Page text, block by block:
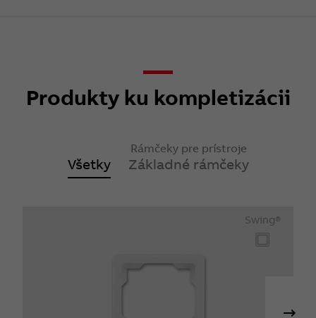
Produkty ku kompletizácii
Všetky
Rámčeky pre prístroje
Základné rámčeky
Swing®